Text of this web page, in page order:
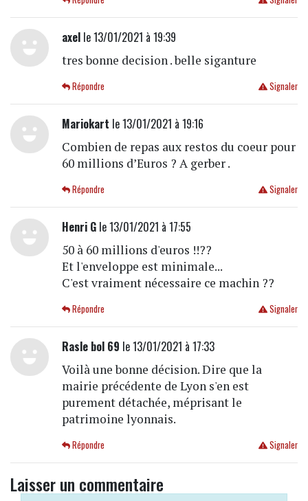
axelle 13/01/2021 à 19:39
tres bonne decision . belle siganture
Signaler
Répondre
Mariokart le 13/01/2021 à 19:16
Combien de repas aux restos du coeur pour
60 millions d’Euros ? A gerber .
Signaler
Répondre
Henri Gle 13/01/2021 à 17:55
50 à 60 millions d'euros !!??
Et l'enveloppe est minimale...
C'est vraiment nécessaire ce machin ??
Signaler
Répondre
Rasle bol 69 le 13/01/2021 à 17:33
Voilà une bonne décision. Dire que la
mairie précédente de Lyon s'en est
purement détachée, méprisant le
patrimoine lyonnais.
Signaler
Répondre
Laisser un commentaire